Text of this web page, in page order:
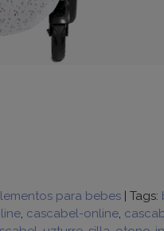
para bebes| Tags:
cascabel-online